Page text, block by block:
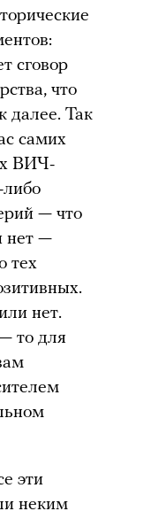
сговор
что
далее. Так
самих
ВИЧ-
— что
нет —
тех
нет.
то для
эти
неким